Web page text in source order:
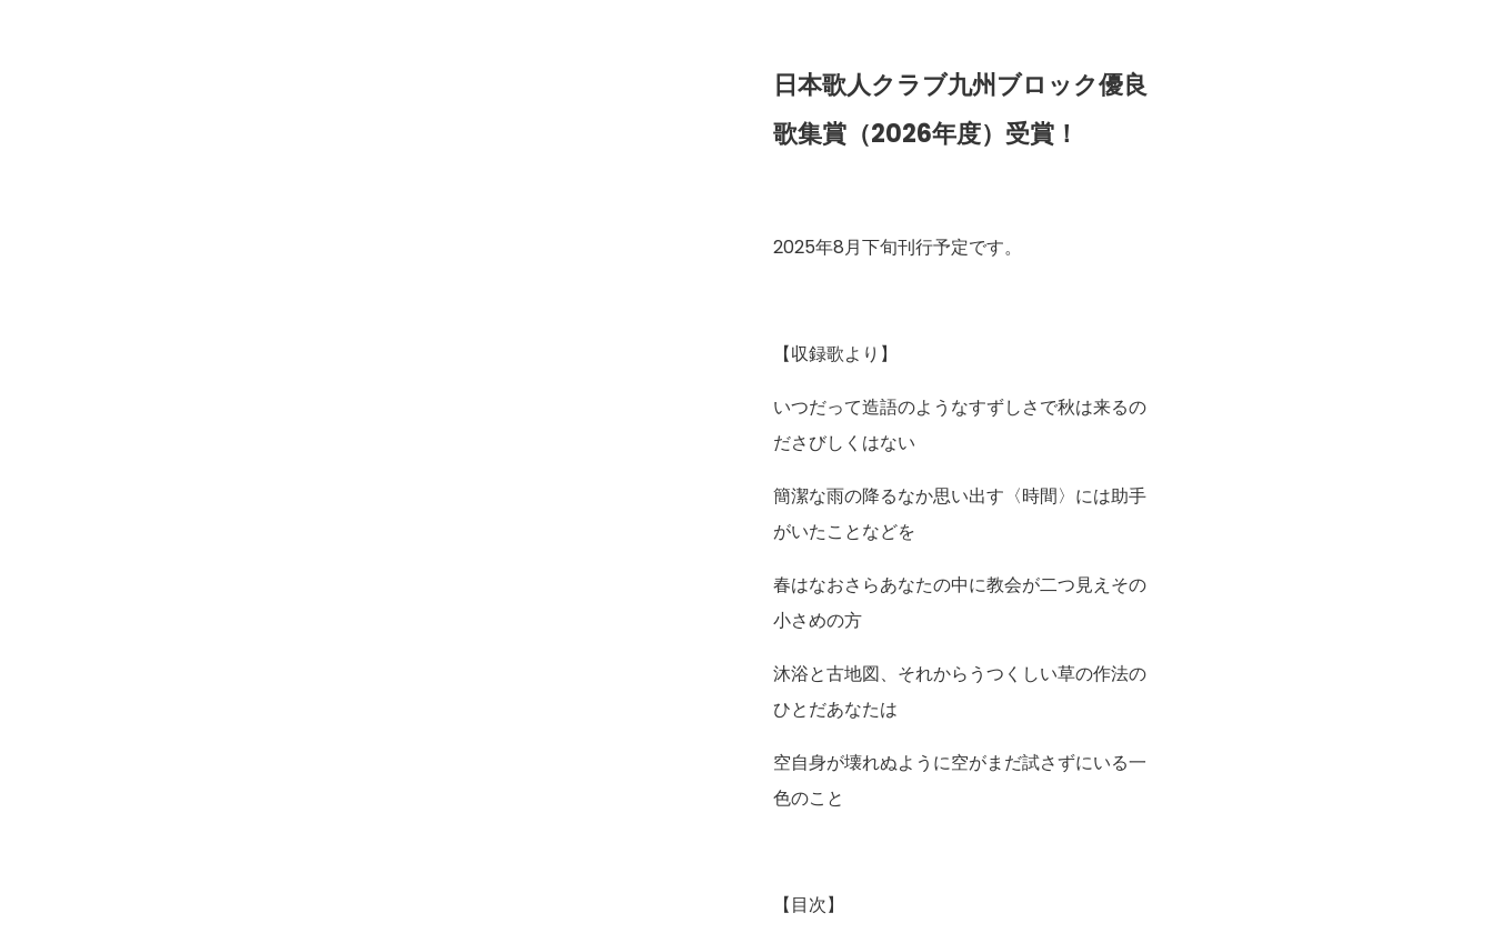
日本歌人クラブ九州ブロック優良
歌集賞 （2026年度）受賞！
2025年8月下旬刊行予定です。
【収録歌より】
いつだって造語のようなすずしさで秋は来るの
ださびしくはない
簡潔な雨の降るなか思い出す〈時間〉には助手
がいたことなどを
春はなおさらあなたの中に教会が二つ見えその
小さめの方
沐浴と古地図、それからうつくしい草の作法の
ひとだあなたは
空自身が壊れぬように空がまだ試さずにいる一
色のこと
【目次】